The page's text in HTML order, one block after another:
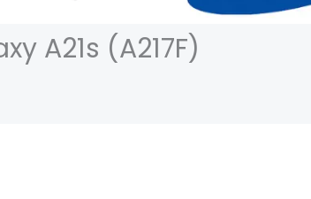
A21s (A217F)